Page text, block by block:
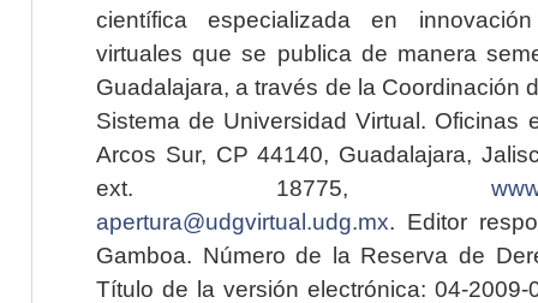
científica especializada en
virtuales que se publica de manera
Guadalajara, a través de la Coordinación
Sistema de Universidad Virtual. Oficinas
Arcos Sur, CP 44140, Guadalajara,
ext. 18775,
apertura@udgvirtual.udg.mx. Editor
Gamboa. Número de la Reserva de
Título de la versión electrónica: 04-2009-